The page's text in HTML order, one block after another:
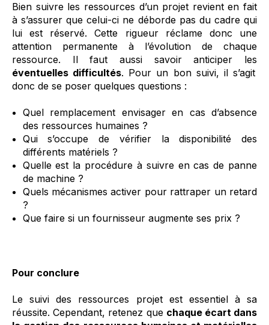
Bien suivre les ressources d’un projet revient en fait
à s’assurer que celui-ci ne déborde pas du cadre qui
lui est réservé. Cette rigueur réclame donc une
attention permanente à l’évolution de chaque
ressource. Il faut aussi savoir anticiper les
éventuelles difficultés. Pour un bon suivi, il s’agit
donc de se poser quelques questions :
Quel remplacement envisager en cas d’absence
des ressources humaines ?
Qui s’occupe de vérifier la disponibilité des
différents matériels ?
Quelle est la procédure à suivre en cas de panne
de machine ?
Quels mécanismes activer pour rattraper un retard
?
Que faire si un fournisseur augmente ses prix ?
Pour conclure
Le suivi des ressources projet est essentiel à sa
réussite. Cependant, retenez que chaque écart dans